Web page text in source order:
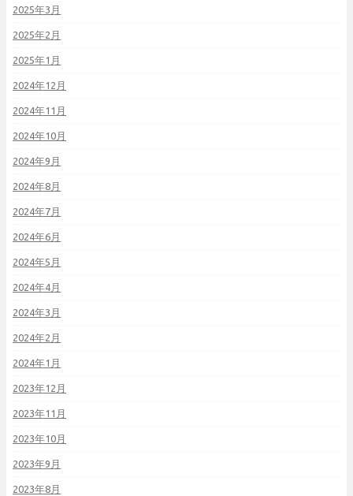
2025年3月
2025年2月
2025年1月
2024年12月
2024年11月
2024年10月
2024年9月
2024年8月
2024年7月
2024年6月
2024年5月
2024年4月
2024年3月
2024年2月
2024年1月
2023年12月
2023年11月
2023年10月
2023年9月
2023年8月